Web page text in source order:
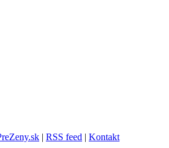
| RSS feed | Kontakt